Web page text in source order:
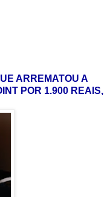
ARREMATOU A
POR 1.900 REAIS,